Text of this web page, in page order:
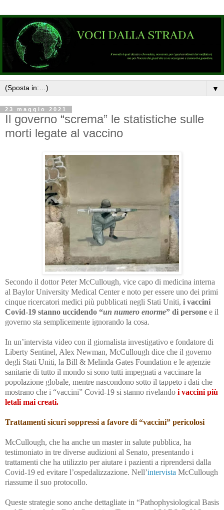
▼
23 maggio 2021
Il governo “screma” le statistiche sulle
morti legate al vaccino
Secondo il dottor Peter McCullough, vice capo di medicina interna
al Baylor University Medical Center e noto per essere uno dei primi
cinque ricercatori medici più pubblicati negli Stati Uniti, i vaccini
Covid-19 stanno uccidendo “un numero enorme” di persone e il
governo sta semplicemente ignorando la cosa.
In un’intervista video con il giornalista investigativo e fondatore di
Liberty Sentinel, Alex Newman, McCullough dice che il governo
degli Stati Uniti, la Bill & Melinda Gates Foundation e le agenzie
sanitarie di tutto il mondo si sono tutti impegnati a vaccinare la
popolazione globale, mentre nascondono sotto il tappeto i dati che
mostrano che i “vaccini” Covid-19 si stanno rivelando i vaccini più
letali mai creati.
Trattamenti sicuri soppressi a favore di “vaccini” pericolosi
McCullough, che ha anche un master in salute pubblica, ha
testimoniato in tre diverse audizioni al Senato, presentando i
trattamenti che ha utilizzto per aiutare i pazienti a riprendersi dalla
Covid-19 ed evitare l’ospedalizzazione. Nell’intervista McCullough
riassume il suo protocollo.
Queste strategie sono anche dettagliate in “Pathophysiological Basis